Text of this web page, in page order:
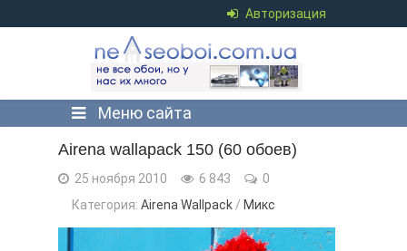
Авторизация
Меню сайта
Airena wallapack 150 (60 обоев)
25 ноября 2010 6 843
0
Категория: Airena Wallpack / Микс